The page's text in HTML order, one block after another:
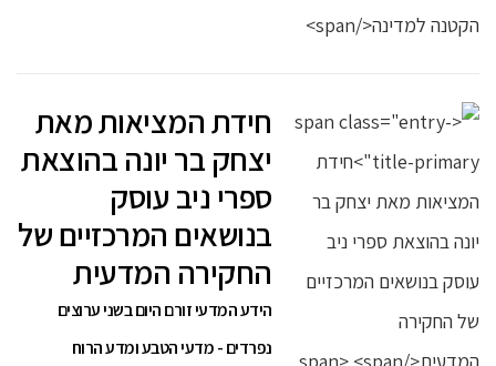
חידת המציאות מאת
יצחק בר יונה בהוצאת
ספרי ניב עוסק
בנושאים המרכזיים של
החקירה המדעית
הידע המדעי זורם היום בשני ערוצים
נפרדים - מדעי הטבע ומדע הרוח